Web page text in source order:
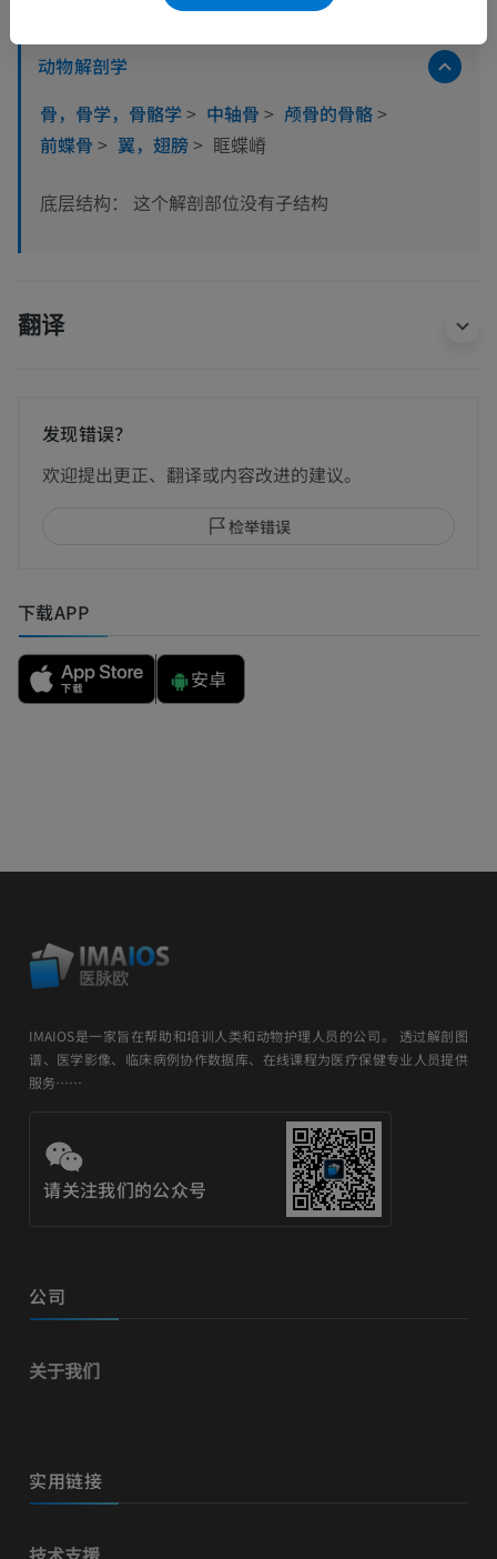
动物解剖学
骨，骨学，骨骼学 > 中轴骨 > 颅骨的骨骼>
前蝶骨 > 翼，翅膀 > 眶蝶嵴
底层结构： 这个解剖部位没有子结构
翻译
发现错误？
欢迎提出更正、翻译或内容改进的建议。
检举错误
下载APP
安卓
IMAIOS是一家旨在帮助和培训人类和动物护理人员的公司。 透过解剖图
谱、医学影像、临床病例协作数据库、在线课程为医疗保健专业人员提供
服务……
请关注我们的公众号
公司
关于我们
实用链接